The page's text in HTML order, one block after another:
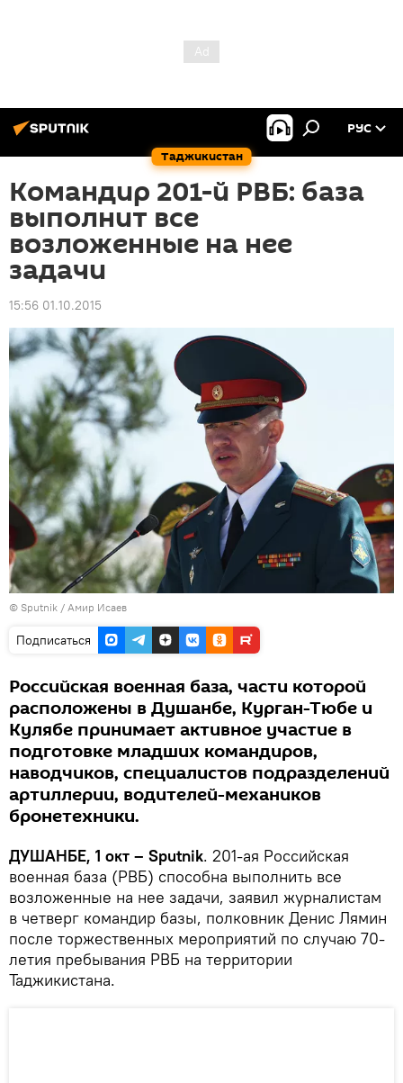
Таджикистан
РУС
Командир 201-й РВБ: база
выполнит все
возложенные на нее
задачи
15:56 01.10.2015
© Sputnik / Амир Исаев
Подписаться
Российская военная база, части которой
расположены в Душанбе, Курган-Тюбе и
Кулябе принимает активное участие в
подготовке младших командиров,
наводчиков, специалистов подразделений
артиллерии, водителей-механиков
бронетехники.
ДУШАНБЕ, 1 окт – Sputnik. 201-ая Российская
военная база (РВБ) способна выполнить все
возложенные на нее задачи, заявил журналистам
в четверг командир базы, полковник Денис Лямин
после торжественных мероприятий по случаю 70-
летия пребывания РВБ на территории
Таджикистана.